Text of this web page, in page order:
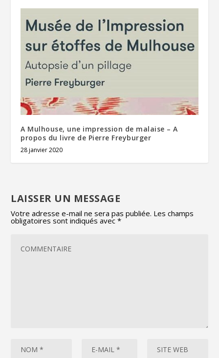
A Mulhouse, une impression de malaise – A
propos du livre de Pierre Freyburger
28 janvier 2020
LAISSER UN MESSAGE
Votre adresse e-mail ne sera pas publiée. Les champs
obligatoires sont indiqués avec*